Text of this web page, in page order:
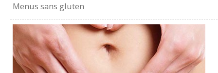
Menus sans gluten